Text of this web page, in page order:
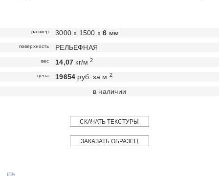
размер 3000 х 1500 х6 мм
поверхность РЕЛЬЕФНАЯ
вес 14,07 кг/м2
цена 19654 руб. за м 2
в наличии
СКАЧАТЬ ТЕКСТУРЫ
ЗАКАЗАТЬ ОБРАЗЕЦ